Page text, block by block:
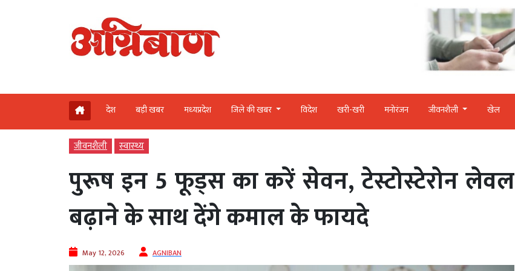
देश बड़ी खबर मध्‍यप्रदेश जिले की खबर विदेश खरी-खरी मनोरंजन जीवनशैली खेल
जीवनशैली स्‍वास्‍थ्‍य
पुरूष इन 5 फूड्स का करें सेवन, टेस्टोस्टेरोन लेवल
बढ़ाने के साथ देंगे कमाल के फायदे
May 12, 2026 AGNIBAN